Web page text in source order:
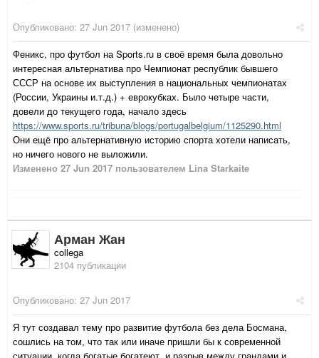
Опубликовано: 27 Jun 2017 (изменено)
Феникс, про футбол на Sports.ru в своё время была довольно
интересная альтернатива про Чемпионат республик бывшего
СССР на основе их выступления в национальных чемпионатах
(России, Украины и.т.д.) + еврокубках. Было четыре части,
довели до текущего года, начало здесь
https://www.sports.ru/tribuna/blogs/portugalbelgium/1125290.html
Они ещё про альтернативную историю спорта хотели написать,
но ничего нового не выложили.
Изменено 27 Jun 2017 пользователем Lina Starkaite
Арман Жан
collega
2104 публикации
Опубликовано: 27 Jun 2017
Я тут создавал тему про развитие футбола без дела Босмана,
сошлись на том, что так или иначе пришли бы к современной